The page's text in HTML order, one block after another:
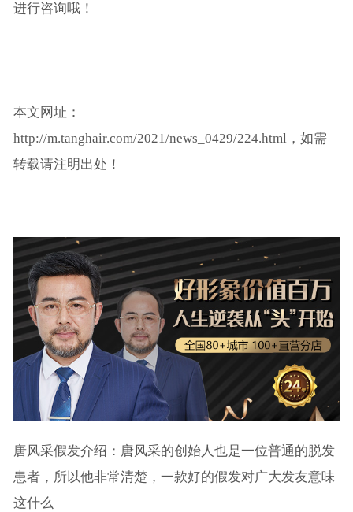
进行咨询哦！
本文网址：
http://m.tanghair.com/2021/news_0429/224.html，如需
转载请注明出处！
唐风采假发介绍：唐风采的创始人也是一位普通的脱发
患者，所以他非常清楚，一款好的假发对广大发友意味
这什么